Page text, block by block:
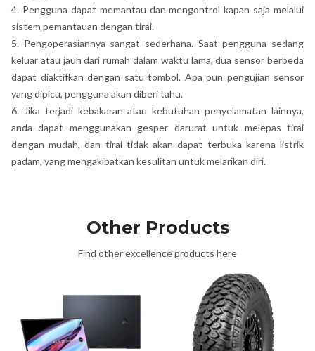
4. Pengguna dapat memantau dan mengontrol kapan saja melalui
sistem pemantauan dengan tirai.
5. Pengoperasiannya sangat sederhana. Saat pengguna sedang
keluar atau jauh dari rumah dalam waktu lama, dua sensor berbeda
dapat diaktifkan dengan satu tombol. Apa pun pengujian sensor
yang dipicu, pengguna akan diberi tahu.
6. Jika terjadi kebakaran atau kebutuhan penyelamatan lainnya,
anda dapat menggunakan gesper darurat untuk melepas tirai
dengan mudah, dan tirai tidak akan dapat terbuka karena listrik
padam, yang mengakibatkan kesulitan untuk melarikan diri.
Other Products
Find other excellence products here